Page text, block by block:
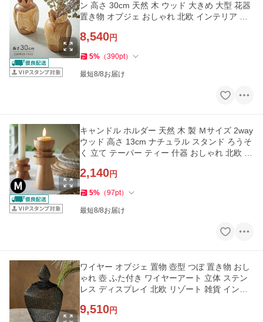
ン 高さ 30cm 天然 木 ウッド 大きめ 大型 花器
置き物 オブジェ おしゃれ 北欧 インテリア 雑
8,540円
5% （390pt）
最短8/8お届け
キャンドル ホルダー 天然 木 製 Ｍサイズ 2way
ウッド 高さ 13cm ナチュラル スタンド ろうそ
く 立て テーパー ティー 什器 おしゃれ 北欧 雑
2,140円
5% （97pt）
最短8/8お届け
ワイヤー オブジェ 置物 壺型 つぼ 置き物 おし
ゃれ 壺 ふた付き ワイヤーアート 立体 ステン
レス ディスプレイ 北欧 リゾート 雑貨 インテ
9,510円